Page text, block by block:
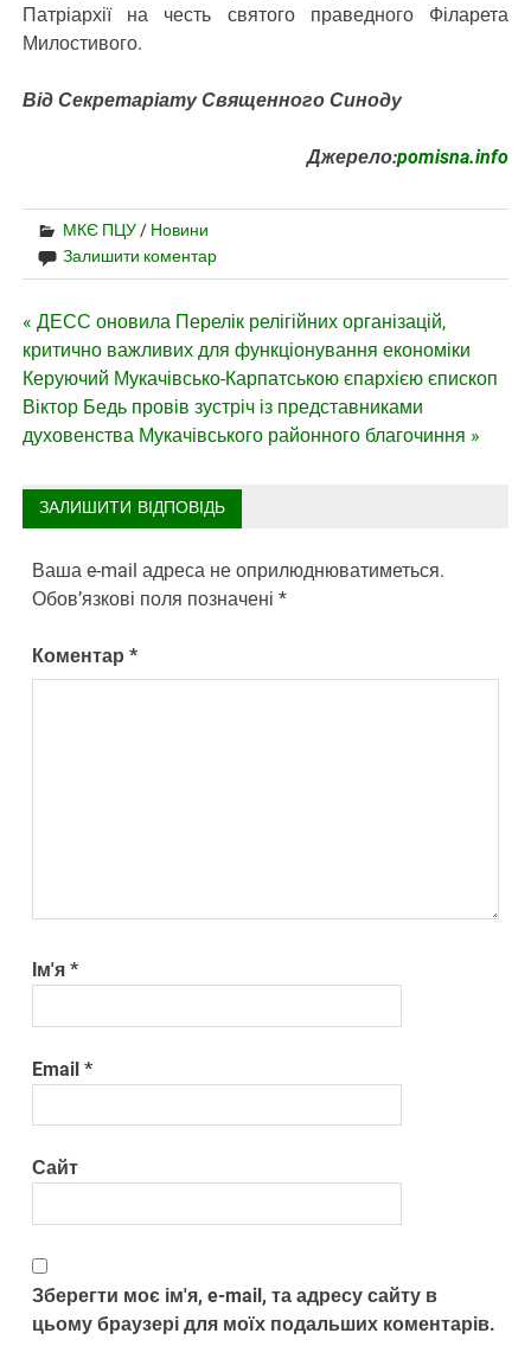
Патріархії на честь святого праведного Філарета
Милостивого.
Від Секретаріату Священного Синоду
Джерело:pomisna.info
МКЄ ПЦУ/ Новини
Залишити коментар
Навігація
записів
« ДЕСС оновила Перелік релігійних організацій,
критично важливих для функціонування економіки
Керуючий Мукачівсько-Карпатською єпархією єпископ
Віктор Бедь провів зустріч із представниками
духовенства Мукачівського районного благочиння »
ЗАЛИШИТИ ВІДПОВІДЬ
Ваша e-mail адреса не оприлюднюватиметься.
Обов’язкові поля позначені*
Коментар*
Ім'я*
Email*
Сайт
Зберегти моє ім'я, e-mail, та адресу сайту в
цьому браузері для моїх подальших коментарів.